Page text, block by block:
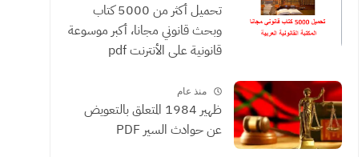
تحميل أكثر من 5000 كتاب
وبحث قانوني مجانا، أكبر موسوعة
قانونية على الأنترنت pdf
منذ عام
ظهير 1984 المتعلق بالتعويض
عن حوادث السير PDF